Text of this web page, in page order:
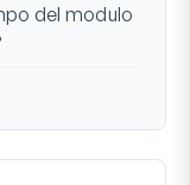
del modulo